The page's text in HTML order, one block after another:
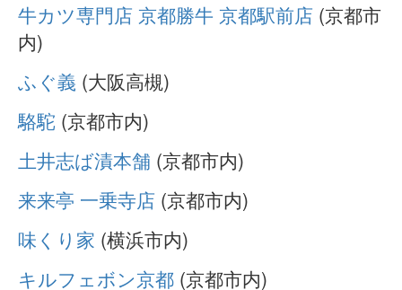
牛カツ専門店 京都勝牛 京都駅前店 (京都市
内)
ふぐ義 (大阪高槻)
駱駝 (京都市内)
土井志ば漬本舗 (京都市内)
来来亭 一乗寺店 (京都市内)
味くり家 (横浜市内)
キルフェボン京都 (京都市内)